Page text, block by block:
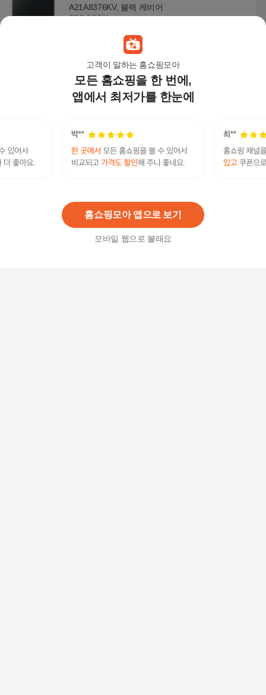
고객이 말하는 홈쇼핑모아
모든 홈쇼핑을 한 번에,
앱에서 최저가를 한눈에
홈쇼핑모아 앱으로 보기
모바일 웹으로 볼래요
A21A8376KV, 블랙 케비어
880,000원
삼성전자 비스포크 그랑데AI 원바디 Top-Fit 25kg+
22kg WH90F2522AAHS (다크스틸)
4,348,000원
삼성전자 그랑데 통버블 세탁기 16kg 방문설치, W
17%489,140원